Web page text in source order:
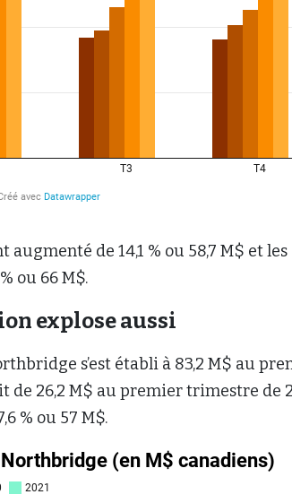
de 14,1 % ou 58,7 M$ et les
ou 66 M$.
explose aussi
s’est établi à 83,2 M$ au
de 26,2 M$ au premier trimestre de
% ou 57 M$.